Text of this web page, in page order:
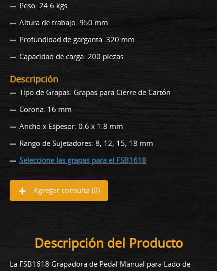
Peso: 24.6 kgs
Altura de trabajo: 950 mm
Profundidad de garganta: 320 mm
Capacidad de carga: 200 piezas
Descripción
Tipo de Grapas: Grapas para Cierre de Cartón
Corona: 16 mm
Ancho x Espesor: 0.6 x 1.8 mm
Rango de Sujetadores: 8, 12, 15, 18 mm
Seleccione las grapas para el FSB1618
Agregar consulta (0)
Descripción del Producto
La FSB1618 Grapadora de Pedal Manual para Lado de